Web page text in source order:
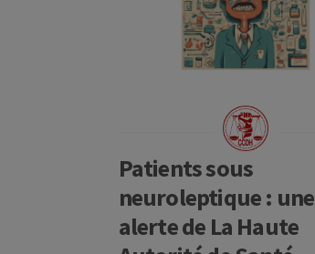
Patients sous
neuroleptique : une
alerte de La Haute